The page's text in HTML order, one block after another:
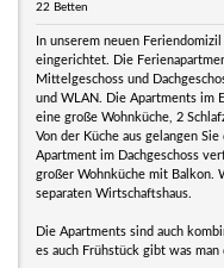
22 Betten
In unserem neuen
eingerichtet. Die
Mittelgeschoss und
und WLAN. Die Apartments im
eine große Wohnküche, 2
Von der Küche aus gelangen
Apartment im Dachgeschoss
großer Wohnküche mit Balkon.
separaten Wirtschaftshaus.
Die Apartments sind auch
es auch Frühstück gibt was man